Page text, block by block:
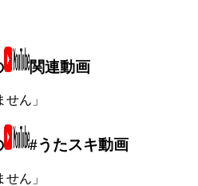
関連動画
ん」
#うたスキ動画
ん」